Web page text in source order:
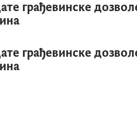
грађевинске
грађевинске